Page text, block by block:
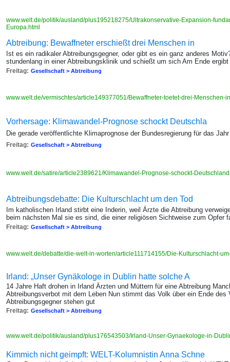
www.welt.de/politik/ausland/plus195218275/Ultrakonservative-Expansion-
Europa.html
Abtreibung: Bewaffneter erschießt drei Menschen in
Ist es ein radikaler Abtreibungsgegner, oder gibt es ein ganz anderes
stundenlang in einer Abtreibungsklinik und schießt um sich Am Ende
Freitag: Gesellschaft > Abtreibung
www.welt.de/vermischtes/article149377051/Bewaffneter-toetet-drei-Menschen-
Vorhersage: Klimawandel-Prognose schockt Deutschla
Die gerade veröffentlichte Klimaprognose der Bundesregierung für das
Freitag: Gesellschaft > Abtreibung
www.welt.de/satire/article2389621/Klimawandel-Prognose-schockt-
Abtreibungsdebatte: Die Kulturschlacht um den Tod
Im katholischen Irland stirbt eine Inderin, weil Ärzte die Abtreibung
beim nächsten Mal sie es sind, die einer religiösen Sichtweise zum Opfer
Freitag: Gesellschaft > Abtreibung
www.welt.de/debatte/die-welt-in-worten/article111714155/Die-Kulturschlacht-
Irland: „Unser Gynäkologe in Dublin hatte solche A
14 Jahre Haft drohen in Irland Ärzten und Müttern für eine Abtreibung
Abtreibungsverbot mit dem Leben Nun stimmt das Volk über ein Ende des
Abtreibungsgegner stehen gut
Freitag: Gesellschaft > Abtreibung
www.welt.de/politik/ausland/plus176543503/Irland-Unser-Gynaekologe-in-
Kimmich nicht geimpft: WELT-Kolumnistin Anna Schne